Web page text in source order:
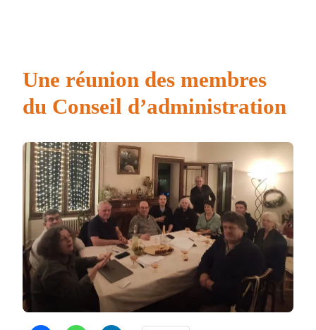
Une réunion des membres
du Conseil d’administration